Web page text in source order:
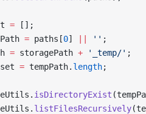
= [];
= paths[0] '' ;
= storagePath + '_temp/' ;
= tempPath. length;
isDirectoryExist
listFilesRecursively